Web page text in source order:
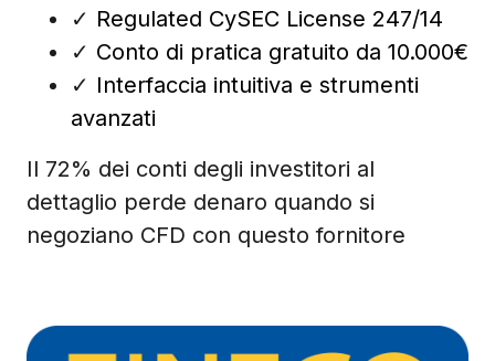
✓ Regulated CySEC License 247/14
✓ Conto di pratica gratuito da 10.000€
✓ Interfaccia intuitiva e strumenti
avanzati
Il 72% dei conti degli investitori al
dettaglio perde denaro quando si
negoziano CFD con questo fornitore